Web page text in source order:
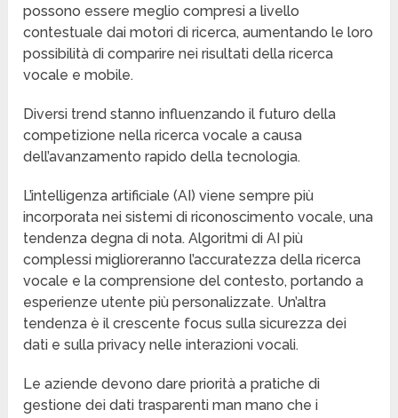
possono essere meglio compresi a livello
contestuale dai motori di ricerca, aumentando le loro
possibilità di comparire nei risultati della ricerca
vocale e mobile.
Diversi trend stanno influenzando il futuro della
competizione nella ricerca vocale a causa
dell’avanzamento rapido della tecnologia.
L’intelligenza artificiale (AI) viene sempre più
incorporata nei sistemi di riconoscimento vocale, una
tendenza degna di nota. Algoritmi di AI più
complessi miglioreranno l’accuratezza della ricerca
vocale e la comprensione del contesto, portando a
esperienze utente più personalizzate. Un’altra
tendenza è il crescente focus sulla sicurezza dei
dati e sulla privacy nelle interazioni vocali.
Le aziende devono dare priorità a pratiche di
gestione dei dati trasparenti man mano che i